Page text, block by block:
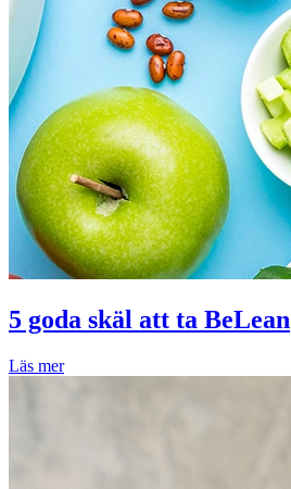
5 goda skäl att ta BeLean
Läs mer